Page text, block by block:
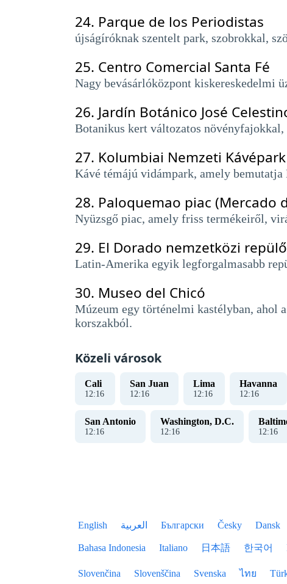
24. Parque de los Periodistas
újságíróknak szentelt park, szobrokkal,
25. Centro Comercial Santa Fé
Nagy bevásárlóközpont kiskereskedelmi
26. Jardín Botánico José
Botanikus kert változatos
27. Kolumbiai Nemzeti
Kávé témájú vidámpark, amely
28. Paloquemao piac (Mercado
Nyüzsgő piac, amely friss termékeiről,
29. El Dorado nemzetközi
Latin-Amerika egyik legforgalmasabb
30. Museo del Chicó
Múzeum egy történelmi kastélyban, ahol
korszakból.
Közeli városok
Cali
12:17
San Juan
12:17
Lima
12:17
Havanna
12:17
San Antonio
12:17
Washington, D.C.
12:17 12:17
English العربية Български Česky Dansk
Bahasa Indonesia Italiano 日本語 한국어
Slovenčina Slovenščina Svenska ไทย